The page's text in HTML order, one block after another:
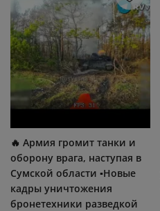
🔥 Армия громит танки и
оборону врага, наступая в
Сумской области ▪Новые
кадры уничтожения
бронетехники разведкой